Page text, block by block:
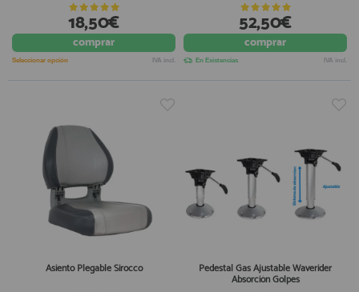
18,50€
comprar
Seleccionar opción IVA incl.
52,50€
comprar
En Existencias IVA incl.
Asiento Plegable Sirocco Pedestal Gas Ajustable Waverider
Absorción Golpes